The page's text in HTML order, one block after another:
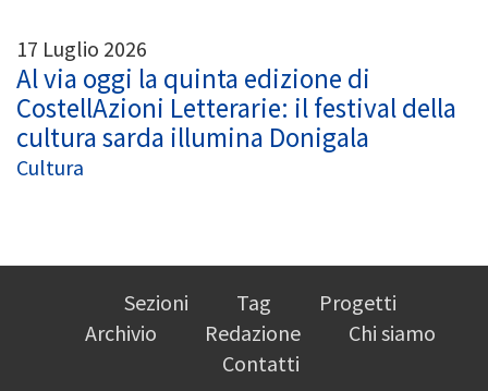
17 Luglio 2026
Al via oggi la quinta edizione di
CostellAzioni Letterarie: il festival della
cultura sarda illumina Donigala
Cultura
Sezioni Tag
Progetti
Archivio
Redazione
Chi siamo
Contatti